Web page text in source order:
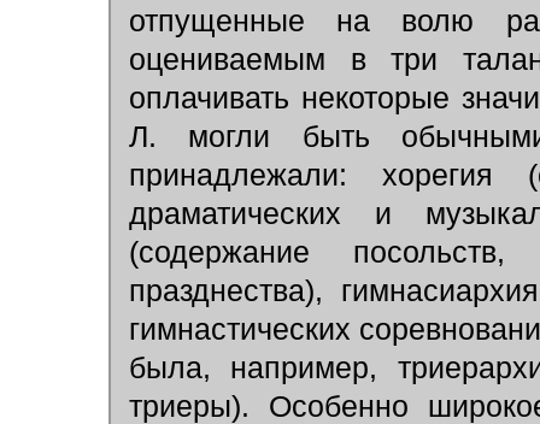
отпущенные на волю
оцениваемым в три
оплачивать некоторые
Л. могли быть
принадлежали: хорегия
драматических и
(содержание
празднества),
гимнастических
была, например,
триеры). Особенно